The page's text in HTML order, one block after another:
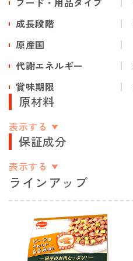
成長段階
原産国
代謝エネルギー
賞味期限
原材料
表示する
保証成分
表示する
ラインアップ